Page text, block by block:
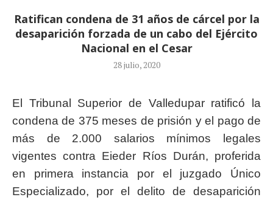
Ratifican condena de 31 años de cárcel por la
desaparición forzada de un cabo del Ejército
Nacional en el Cesar
28 julio, 2020
El Tribunal Superior de Valledupar ratificó la
condena de 375 meses de prisión y el pago de
más de 2.000 salarios mínimos legales
vigentes contra Eieder Ríos Durán, proferida
en primera instancia por el juzgado Único
Especializado, por el delito de desaparición